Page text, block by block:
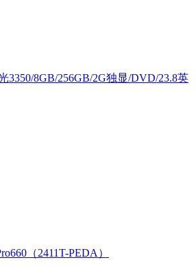
3350/8GB/256GB/2G独显/DVD/23.8英
（2411T-PEDA）